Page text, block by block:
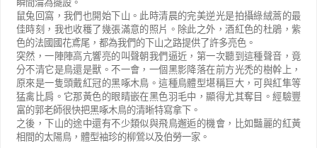
瞬間淪為擺設。
鼠兔回窩，我們也開始下山。此時清晨的完美逆光是拍攝綠絨蒿的最
佳時刻，我也收穫了幾張滿意的照片。除此之外，酒紅色的杜鵑，紫
色的法國國花鳶尾，都為我們的下山之路提供了許多亮色。
突然，一陣陣高亢響亮的叫聲朝我們逼近，第一次聽到這種聲音，竟
分不清它是鳥還是獸。不一會，一個黑影降落在前方光禿的樹幹上，
原來是一隻頭戴紅冠的黑啄木鳥。這種鳥體型堪稱巨大，可與紅隼等
猛禽比肩。它那黃色的眼睛嵌在黑色羽毛中，顯得尤其奪目。經驗豐
富的郭老師很快把黑啄木鳥的清晰特寫拿下。
之後，下山的途中還有不少類似與飛鳥邂逅的機會，比如豔麗的紅黃
相間的太陽鳥，體型袖珍的柳鶯以及伯勞一家。